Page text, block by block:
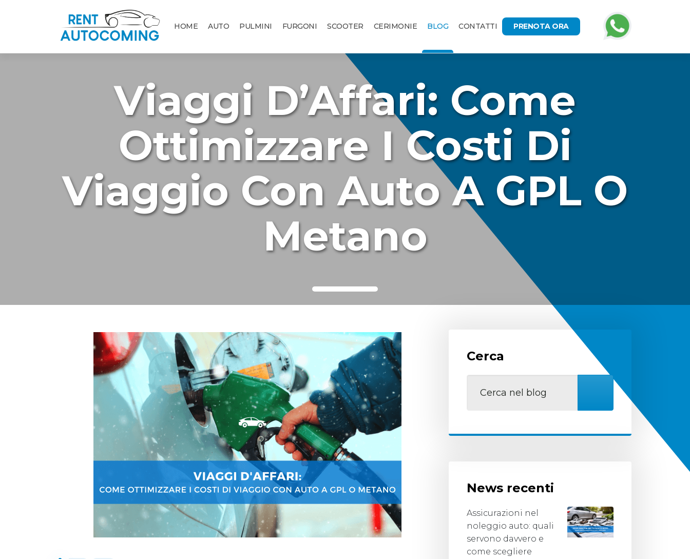
HOME AUTO PULMINI FURGONI SCOOTER CERIMONIE BLOG CONTATTI PRENOTA ORA
Viaggi D’Affari: Come
Ottimizzare I Costi Di
Viaggio Con Auto A GPL O
Metano
Cerca
News recenti
Assicurazioni nel
noleggio auto: quali
servono davvero e
come scegliere